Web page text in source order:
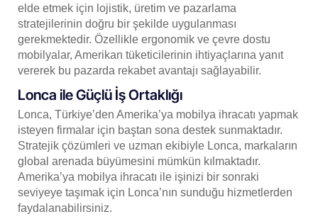
elde etmek için lojistik, üretim ve pazarlama
stratejilerinin doğru bir şekilde uygulanması
gerekmektedir. Özellikle ergonomik ve çevre dostu
mobilyalar, Amerikan tüketicilerinin ihtiyaçlarına yanıt
vererek bu pazarda rekabet avantajı sağlayabilir.
Lonca ile Güçlü İş Ortaklığı
Lonca, Türkiye’den Amerika’ya mobilya ihracatı yapmak
isteyen firmalar için baştan sona destek sunmaktadır.
Stratejik çözümleri ve uzman ekibiyle Lonca, markaların
global arenada büyümesini mümkün kılmaktadır.
Amerika’ya mobilya ihracatı ile işinizi bir sonraki
seviyeye taşımak için Lonca’nın sunduğu hizmetlerden
faydalanabilirsiniz.